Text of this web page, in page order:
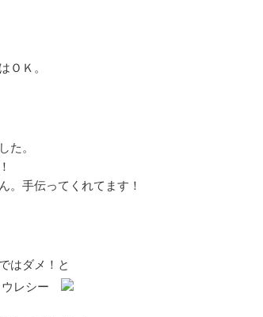
ＯＫ。
た。
。手伝ってくれてます！
はダメ！と
ウレシー